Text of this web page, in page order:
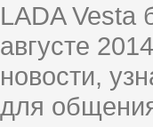
LADA Vesta
августе
новости,
для